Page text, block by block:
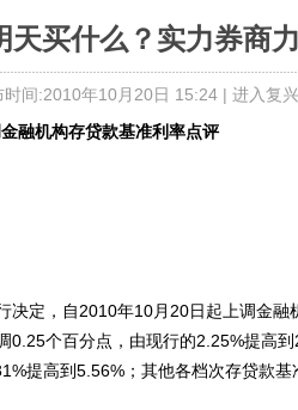
天买什么？实力券商
时间:2010年10月20日 15:24 | 进入复
机构存贷款基准利率点评
定，自2010年10月20日起上调金融
0.25个百分点，由现行的2.25%提高
提高到5.56%；其他各档次存贷款基